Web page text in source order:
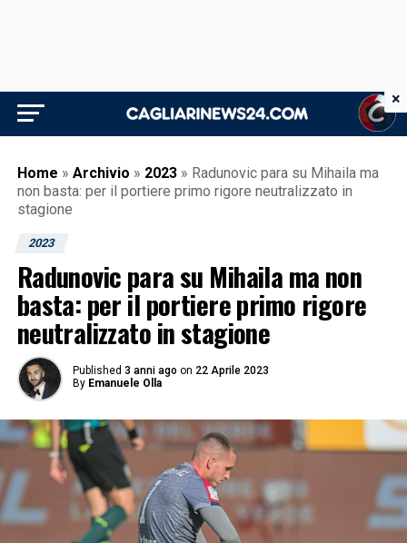
Home » Archivio » 2023 » Radunovic para su Mihaila ma
non basta: per il portiere primo rigore neutralizzato in
stagione
2023
Radunovic para su Mihaila ma non
basta: per il portiere primo rigore
neutralizzato in stagione
Published 3 anni ago on 22 Aprile 2023
By Emanuele Olla
×